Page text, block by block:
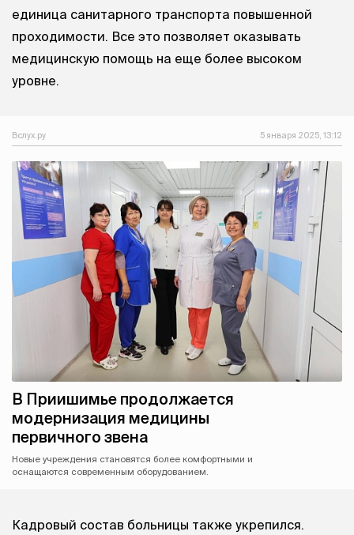
единица санитарного транспорта повышенной
проходимости. Все это позволяет оказывать
медицинскую помощь на еще более высоком
уровне.
Вслух.ру 5 января 2025, 13:12
В Приишимье продолжается
модернизация медицины
первичного звена
Новые учреждения становятся более комфортными и
оснащаются современным оборудованием.
Кадровый состав больницы также укрепился.